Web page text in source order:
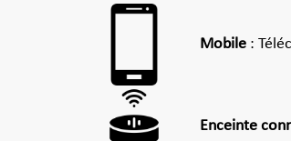
Mobile :
Enceinte